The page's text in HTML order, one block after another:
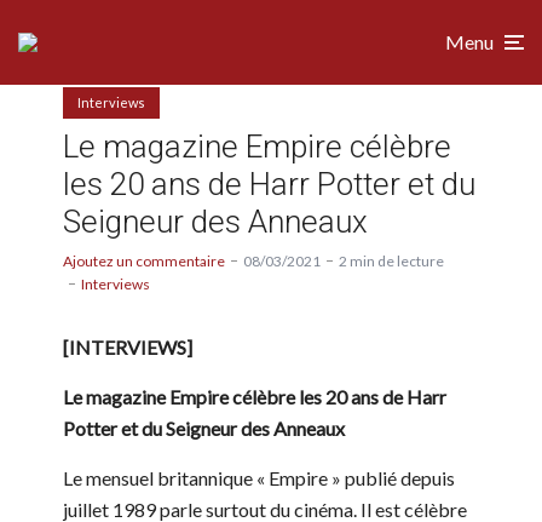
Menu
Interviews
Le magazine Empire célèbre
les 20 ans de Harr Potter et du
Seigneur des Anneaux
Ajoutez un commentaire 08/03/2021
2 min de lecture
Interviews
[INTERVIEWS]
Le magazine Empire célèbre les 20 ans de Harr
Potter et du Seigneur des Anneaux
Le mensuel britannique « Empire » publié depuis
juillet 1989 parle surtout du cinéma. Il est célèbre